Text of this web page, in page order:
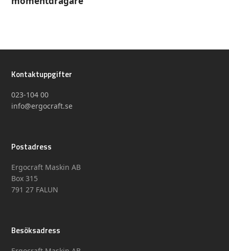
Kontaktuppgifter
023-104 00
info@ergocraft.se
Postadress
Ergocraft Maskin AB
Box 315
791 27 FALUN
Besöksadress